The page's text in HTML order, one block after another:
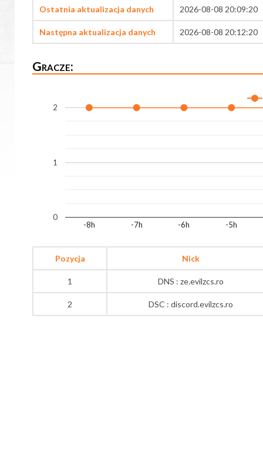
Ostatnia aktualizacja danych 2026-08-08 20:09:20
Następna aktualizacja danych 2026-08-08 20:12:20
Gracze:
-8h -7h -6h -5h
0
1
2
Pozycja Nick
1 DNS : ze.evilzcs.ro
2 DSC : discord.evilzcs.ro